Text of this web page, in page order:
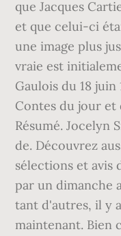
que Jacques
et que celui-ci
une image plus
vraie est
Gaulois du 18
Contes du jour et
Résumé. Jocelyn
de. Découvrez
sélections et avis
par un dimanche
tant d'autres, il y
maintenant. Bien